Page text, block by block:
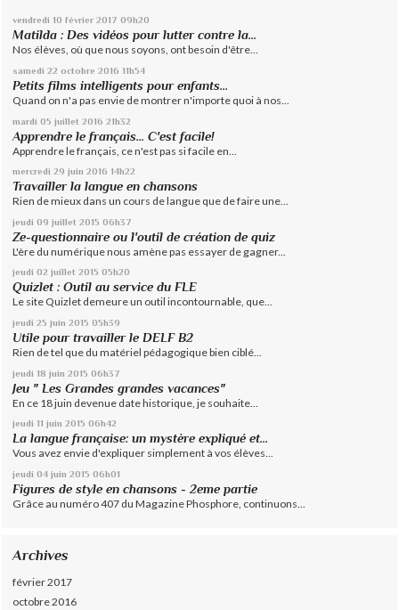
vendredi 10 février 2017 09h20
Matilda : Des vidéos pour lutter contre la...
Nos élèves, où que nous soyons, ont besoin d'être...
samedi 22 octobre 2016 11h54
Petits films intelligents pour enfants...
Quand on n'a pas envie de montrer n'importe quoi à nos...
mardi 05 juillet 2016 21h32
Apprendre le français... C'est facile!
Apprendre le français, ce n'est pas si facile en...
mercredi 29 juin 2016 14h22
Travailler la langue en chansons
Rien de mieux dans un cours de langue que de faire une...
jeudi 09 juillet 2015 06h37
Ze-questionnaire ou l'outil de création de quiz
L'ère du numérique nous amène pas essayer de gagner...
jeudi 02 juillet 2015 05h20
Quizlet : Outil au service du FLE
Le site Quizlet demeure un outil incontournable, que...
jeudi 25 juin 2015 05h39
Utile pour travailler le DELF B2
Rien de tel que du matériel pédagogique bien ciblé...
jeudi 18 juin 2015 06h37
Jeu " Les Grandes grandes vacances"
En ce 18 juin devenue date historique, je souhaite...
jeudi 11 juin 2015 06h42
La langue française: un mystère expliqué et...
Vous avez envie d'expliquer simplement à vos élèves...
jeudi 04 juin 2015 06h01
Figures de style en chansons - 2eme partie
Grâce au numéro 407 du Magazine Phosphore, continuons...
Archives
février 2017
octobre 2016